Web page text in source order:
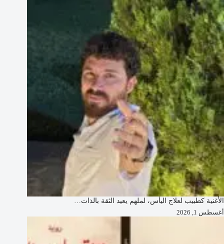
الأغنية كطبيب لعلاج اليأس، لملهم يعيد الثقة بالذات…
أغسطس 1, 2026